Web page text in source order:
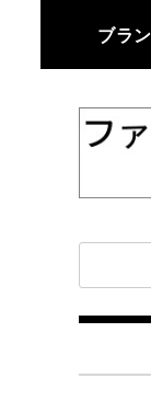
content
ブラ
フ
信
ザイナ
とモ
イ
ト